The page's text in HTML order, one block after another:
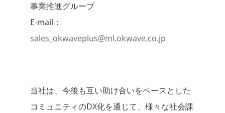
事業推進グループ
E-mail：
sales_okwaveplus@ml.okwave.co.jp
当社は、今後も互い助け合いをベースとした
コミュニティのDX化を通じて、様々な社会課